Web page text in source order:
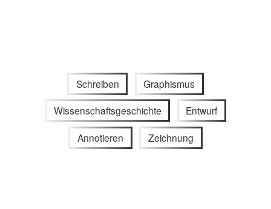
Schreiben Graphismus
Wissenschaftsgeschichte Entwurf
Annotieren Zeichnung